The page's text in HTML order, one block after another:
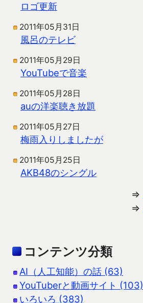
ロゴ更新
2011年05月31日
風呂のテレビ
2011年05月29日
YouTubeで音楽
2011年05月28日
auの洋楽聴き放題
2011年05月27日
梅雨入りしましたが
2011年05月25日
AKB48のシングル
⇒
⇒
コンテンツ分類
AI（人工知能）の話 (63)
YouTuberと動画サイト (103)
いろいろ (383)